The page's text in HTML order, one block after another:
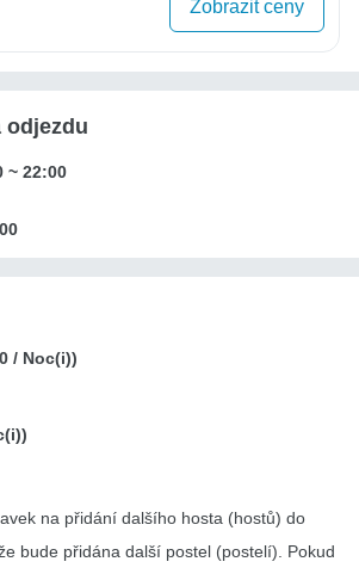
Zobrazit ceny
odjezdu
~ 22:00
/ Noc(i))
na přidání dalšího hosta (hostů) do
bude přidána další postel (postelí). Pokud